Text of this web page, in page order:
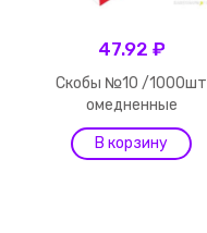
47.92 ₽
Скобы №10 /1000шт
омедненные